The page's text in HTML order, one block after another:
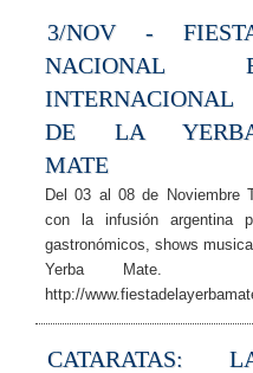
3/NOV -
NACIONAL
INTERNACIONAL
DE LA
MATE
Del 03 al 08 de Noviembre
con la infusión argentina
gastronómicos, shows
Yerba Mate.
http://
CATARATAS: